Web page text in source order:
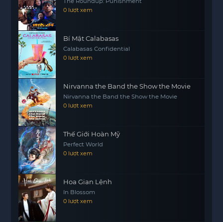
chỉ là câu chuyện về sự hồi sinh, mà còn là hành
trình tìm kiếm giá trị bản thân và ý nghĩa của việc
trở thành một người hùng trong xã hội hiện đại.
0 lượt xem
Bí Mật Calabasas
Calabasas Confidential
0 lượt xem
Nirvanna the Band the Show the Movie
Nirvanna the Band the Show the Movie
0 lượt xem
Thế Giới Hoàn Mỹ
Perfect World
0 lượt xem
Hoa Gian Lệnh
In Blossom
0 lượt xem